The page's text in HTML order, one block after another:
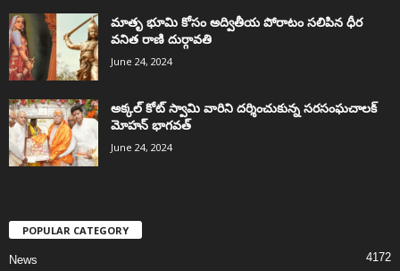
మాతృ భూమి కోసం అద్వితీయ పోరాటం సలిపిన ధీర
వనిత రాణి దుర్గావతి
June 24, 2024
అక్కల్‌ కోట్‌ స్వామి వారిని దర్శించుకున్న సరసంఘచాలక్
మోహన్ భాగవత్
June 24, 2024
POPULAR CATEGORY
News 4172